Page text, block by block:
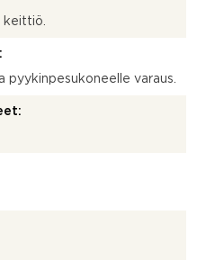
keittiö.
pyykinpesukoneelle varaus.